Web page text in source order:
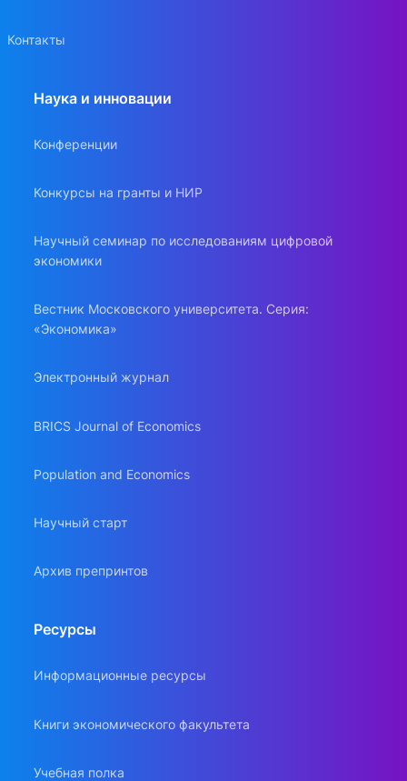
Контакты
Наука и инновации
Конференции
Конкурсы на гранты и НИР
Научный семинар по исследованиям цифровой
экономики
Вестник Московского университета. Серия:
«Экономика»
Электронный журнал
BRICS Journal of Economics
Population and Economics
Научный старт
Архив препринтов
Ресурсы
Информационные ресурсы
Книги экономического факультета
Учебная полка